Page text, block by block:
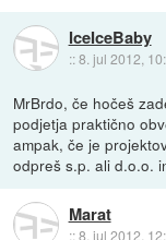
IceIceBaby
::8. jul 2012,
MrBrdo, če hočeš
podjetja praktično
ampak, če je
odpreš s.p. ali d.o.o.
Marat
::8. jul 2012,